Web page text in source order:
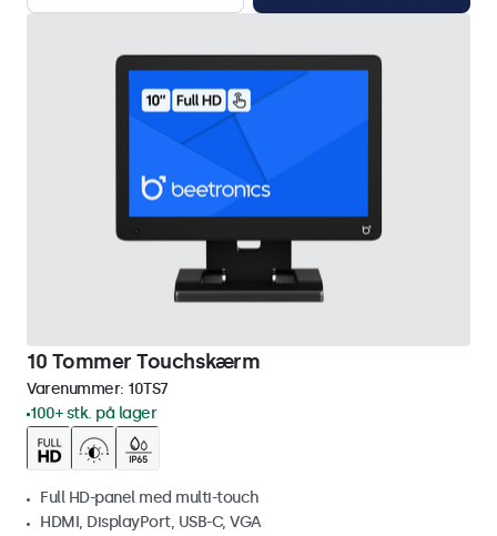
10 Tommer Touchskærm
Varenummer: 10TS7
100+ stk. på lager
Full HD-panel med multi-touch
HDMI, DisplayPort, USB-C, VGA